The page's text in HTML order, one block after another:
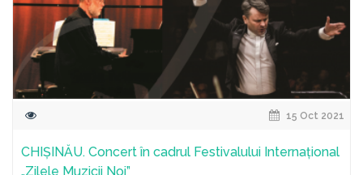
15 Oct 2021
CHIȘINĂU. Concert în cadrul Festivalului Internațional
„Zilele Muzicii Noi”